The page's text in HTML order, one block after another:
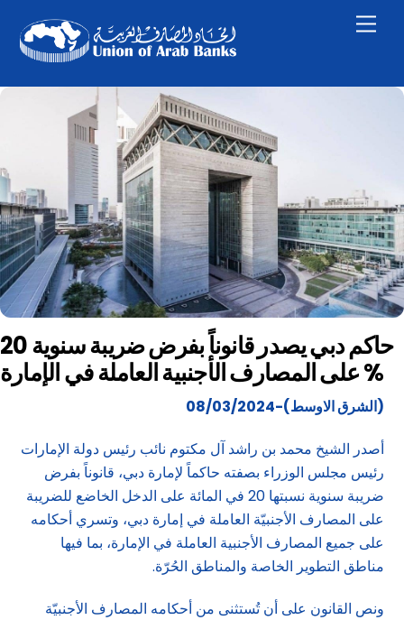
content
حاكم دبي يصدر قانوناً بفرض ضريبة سنوية 20
% على المصارف الأجنبية العاملة في الإمارة
(الشرق الاوسط)-08/03/2024
أصدر الشيخ محمد بن راشد آل مكتوم نائب رئيس دولة الإمارات
رئيس مجلس الوزراء بصفته حاكماً لإمارة دبي، قانوناً بفرض
ضريبة سنوية نسبتها 20 في المائة على الدخل الخاضع للضريبة
على المصارف الأجنبيّة العاملة في إمارة دبي، وتسري أحكامه
على جميع المصارف الأجنبية العاملة في الإمارة، بما فيها
مناطق التطوير الخاصة والمناطق الحُرّة.
ونص القانون على أن تُستثنى من أحكامه المصارف الأجنبيّة